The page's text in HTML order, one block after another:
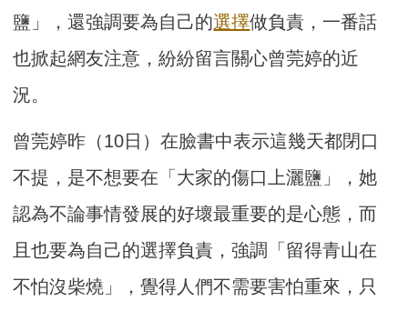
鹽」，還強調要為自己的選擇做負責，一番話
也掀起網友注意，紛紛留言關心曾莞婷的近
況。
曾莞婷昨（10日）在臉書中表示這幾天都閉口
不提，是不想要在「大家的傷口上灑鹽」，她
認為不論事情發展的好壞最重要的是心態，而
且也要為自己的選擇負責，強調「留得青山在
不怕沒柴燒」，覺得人們不需要害怕重來，只